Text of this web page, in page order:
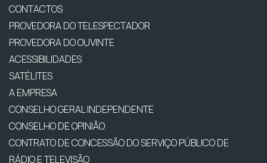
CONTACTOS
PROVEDORA DO TELESPECTADOR
PROVEDORA DO OUVINTE
ACESSIBILIDADES
SATÉLITES
A EMPRESA
CONSELHO GERAL INDEPENDENTE
CONSELHO DE OPINIÃO
CONTRATO DE CONCESSÃO DO SERVIÇO PÚBLICO DE
RÁDIO E TELEVISÃO